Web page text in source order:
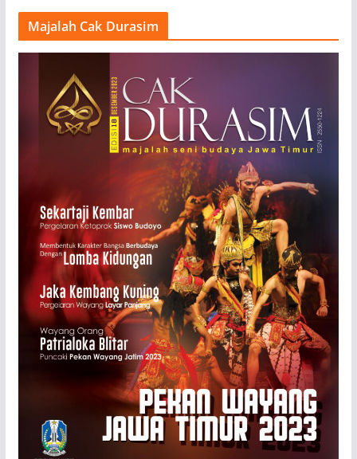
Majalah Cak Durasim